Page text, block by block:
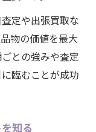
定や出張買取な
物の価値を最大
との強みや査定
臨むことが成功
知る